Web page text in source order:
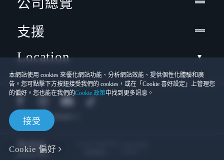
本網站使用 cookies 來優化網站功能、分析網站效能、提供個性化體驗和廣
告。您可點擊下方按鈕接受我們的 cookies，或在「Cookie 喜好設定」上管理您
的偏好。您也能在我們的Cookie 政策中找到更多訊息。
接受
Cookie 偏好
公司總覽
支援
Location